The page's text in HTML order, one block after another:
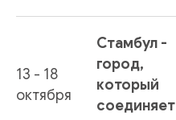
13 - 18
октября
Стамбул -
город,
который
соединяет